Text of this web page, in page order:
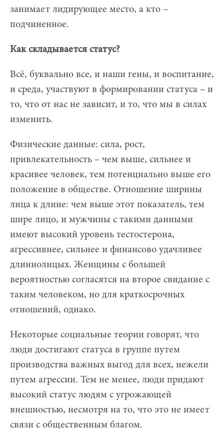
занимает лидирующее место, а кто –
подчиненное.
Как складывается статус?
Всё, буквально все, и наши гены, и воспитание,
и среда, участвуют в формировании статуса – и
то, что от нас не зависит, и то, что мы в силах
изменить.
Физические данные: сила, рост,
привлекательность – чем выше, сильнее и
красивее человек, тем потенциально выше его
положение в обществе. Отношение ширины
лица к длине: чем выше этот показатель, тем
шире лицо, и мужчины с такими данными
имеют высокий уровень тестостерона,
агрессивнее, сильнее и финансово удачливее
длиннолицых. Женщины с большей
вероятностью согласятся на второе свидание с
таким человеком, но для краткосрочных
отношений, однако.
Некоторые социальные теории говорят, что
люди достигают статуса в группе путем
производства важных выгод для всех, нежели
путем агрессии. Тем не менее, люди придают
высокий статус людям с угрожающей
внешностью, несмотря на то, что это не имеет
связи с общественным благом.